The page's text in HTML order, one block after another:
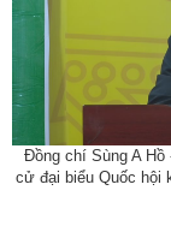
Đồng chí Sùng A
cử đại biểu Quốc hội